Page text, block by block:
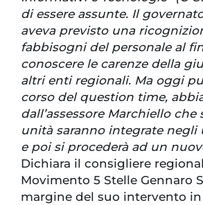
di essere assunte. Il
aveva previsto una
fabbisogni del personale al
conoscere le carenze della
altri enti regionali. Ma oggi
corso del question time,
dall’assessore Marchiello che
unità saranno integrate negli
e poi si procederà ad un
Dichiara il consigliere
Movimento 5 Stelle Gennaro
margine del suo intervento in